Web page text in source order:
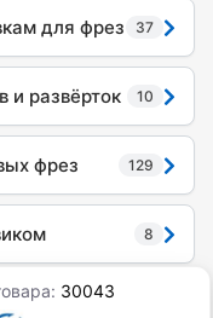
для фрез 37
и развёрток 10
фрез 129
8
30043